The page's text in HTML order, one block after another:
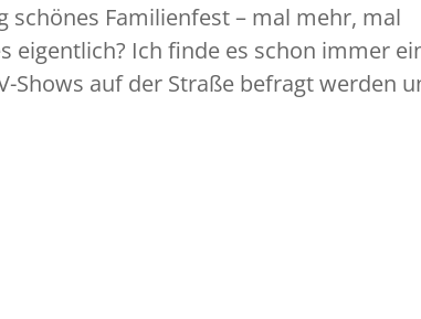
Familienfest – mal mehr, mal
eigentlich? Ich finde es schon immer
Shows auf der Straße befragt werden